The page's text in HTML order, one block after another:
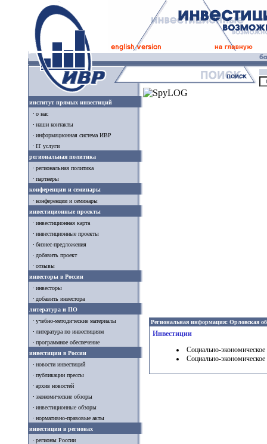
институт прямых инвестиций
о нас
наши контакты
информационная система ИВР
IT услуги
региональная политика
региональная политика
партнеры
конференции и семинары
конференции и семинары
инвестиционные проекты
инвестиционная карта
инвестиционные проекты
бизнес-предложения
добавить проект
отзывы
инвесторы в России
инвесторы
добавить инвестора
литература и ПО
учебно-методические материалы
литература по инвестициям
программное обеспечение
инвестиции в России
новости инвестиций
публикации прессы
архив новостей
экономические обзоры
инвестиционные обзоры
нормативно-правовые акты
инвестиции в регионах
регионы России
Региональная информация: Орловская
Инвестиции
Социально-
Социально-